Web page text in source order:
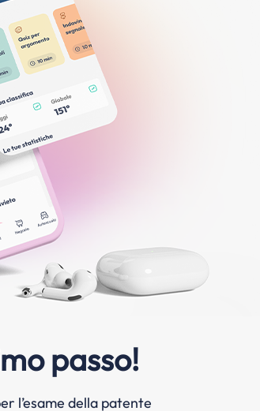
passo!
l’esame della patente